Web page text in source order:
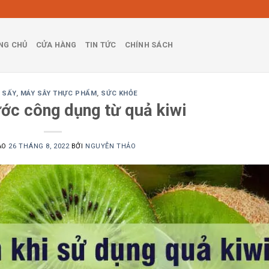
CHỦ CỬA HÀNG TIN TỨC CHÍNH SÁCH
SẤY, MÁY SÂY THỰC PHẨM, SỨC KHỎE
công dụng từ quả kiwi
26 THÁNG 8, 2022 BỞI NGUYỄN THẢO